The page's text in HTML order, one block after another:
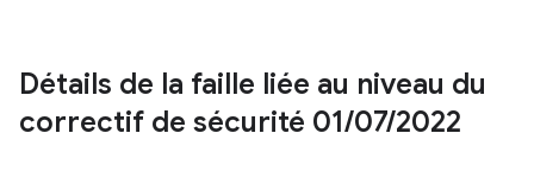
Détails de la faille liée au niveau du
correctif de sécurité 01/07/2022